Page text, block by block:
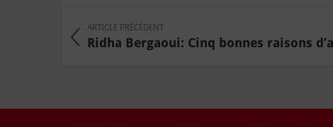
ARTICLE PRÉCÉDENT
Ridha Bergaoui: Cinq bonnes raisons